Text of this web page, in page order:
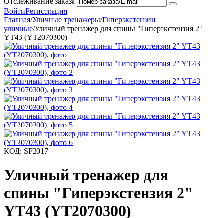
ВойтиРегистрация
Главная/Уличные тренажеры/Гиперэкстензии
уличные/Уличный тренажер для спины "Гиперэкстензия 2"
YT43 (YT2070300)
КОД: SF2017
Уличный тренажер для
спины "Гиперэкстензия 2"
YT43 (YT2070300)